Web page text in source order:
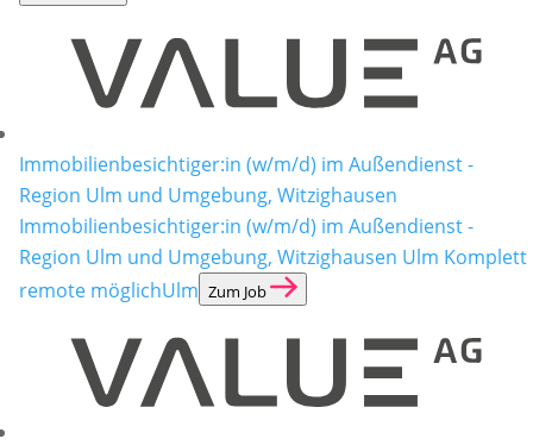
Immobilienbesichtiger:in (w/m/d) im Außendienst -
Region Ulm und Umgebung, Witzighausen
Immobilienbesichtiger:in (w/m/d) im Außendienst -
Region Ulm und Umgebung, Witzighausen Ulm Komplett
remote möglichUlm Zum Job